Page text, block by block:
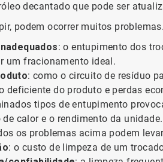
decantado que pode ser
podem ocorrer muitos
: o entupimento dos
um fracionamento ideal.
: como o circuito de resíduo
deficiente do produto e perdas
tipos de entupimento
calor e o rendimento da unidade.
os problemas acima podem
: o custo de limpeza de um